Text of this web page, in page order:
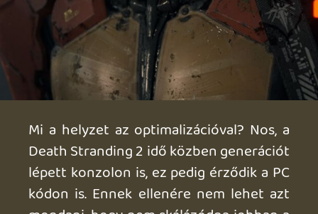
CPU-limitáció valószínű közrejátszik
ebben, de ami a lényeg, hogy egy hat éves
laptopon is elfut a cím, még ha
kompromisszumosan is.